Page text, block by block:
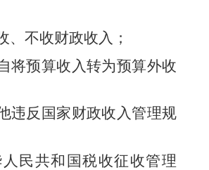
、不收财政收入；
将预算收入转为预算外收
违反国家财政收入管理规
人民共和国税收征收管理